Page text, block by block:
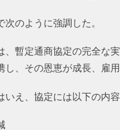
のように強調した。
、暫定通商協定の完全な
し、その恩恵が成長、雇
いえ、協定には以下の内